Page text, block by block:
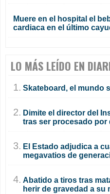
Muere en el hospital el
cardiaca en el último
LO MÁS LEÍDO EN
1. Skateboard, el mundo
2. Dimite el director del
tras ser procesado por
3. El Estado adjudica a
megavatios de
4. Abatido a tiros tras
herir de gravedad a su